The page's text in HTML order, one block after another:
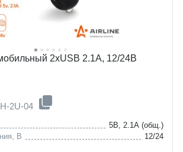
2хUSB 2.1А, 12/24В
2U-04
5В, 2.1А (общ.)
В
12/24